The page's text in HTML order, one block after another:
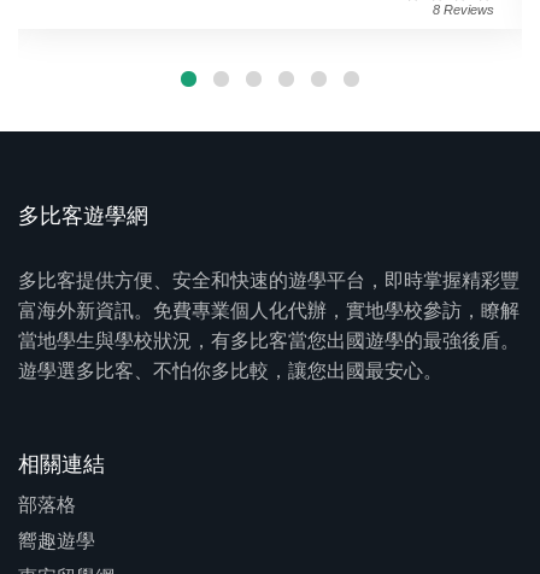
8 Reviews
多比客遊學網
多比客提供方便、安全和快速的遊學平台，即時掌握精彩豐
富海外新資訊。免費專業個人化代辦，實地學校參訪，瞭解
當地學生與學校狀況，有多比客當您出國遊學的最強後盾。
遊學選多比客、不怕你多比較，讓您出國最安心。
相關連結
部落格
嚮趣遊學